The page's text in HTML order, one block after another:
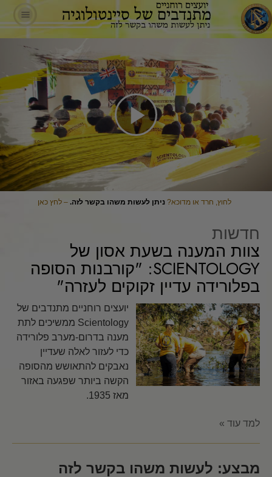
Play
Video
לחוץ, חרד או מדוכא?ניתן לעשות משהו בקשר לזה. – לחץ כאן
חדשות
צוות המענה בשעת אסון של
SCIENTOLOGY: "קורבנות הסופה
בפלורידה עדיין זקוקים לעזרה"
יועצים רוחניים מתנדבים של
Scientology ממשיכים לתת
מענה בדרום-מערב פלורידה
כדי לעזור לאלה שעדיין
נאבקים להתאושש מהסופה
הקשה ביותר שפגעה באזור
מאז 1935.
למד עוד »
מבצע: לעשות משהו בקשר לזה